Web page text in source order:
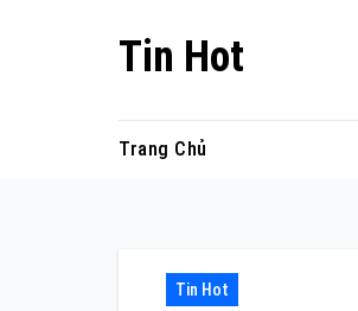
Tin Hot
Trang Chủ
Tin Hot